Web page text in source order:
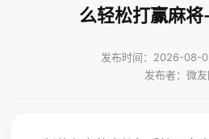
么轻松打赢麻
发布时间：2026-08-
发布者：微友